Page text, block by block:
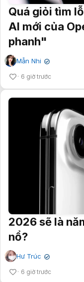
Quá giỏi tìm
AI mới của
phanh"
Mẫn Nhi ✔
6 giờ trước
2026 sẽ là
nổ?
Hư Trúc ✔
6 giờ trước